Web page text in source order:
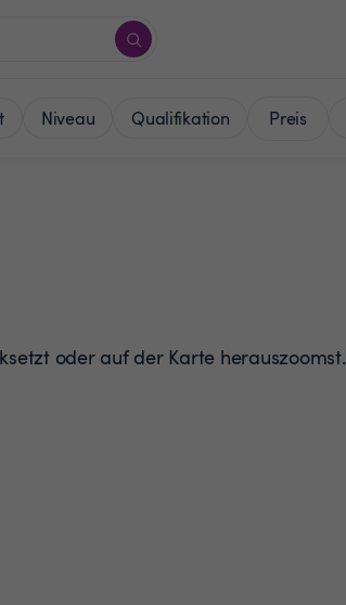
Niveau Qualifikation Preis
oder auf der Karte herauszoomst.